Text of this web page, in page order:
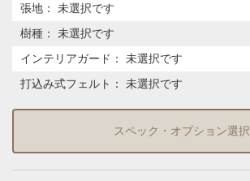
張地 ：
未選択です
樹種 ：
未選択です
インテリアガード ：
未選択です
打込み式フェルト ： 未選択です
スペック・オプション選択